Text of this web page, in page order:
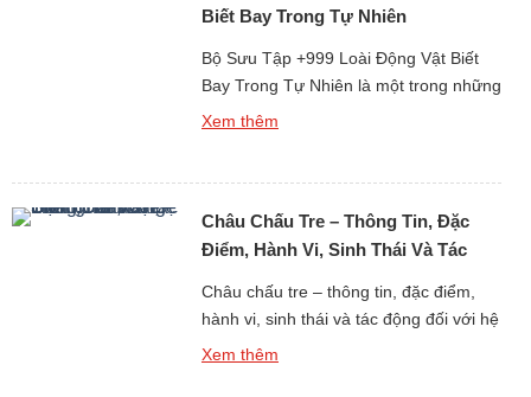
Biết Bay Trong Tự Nhiên
Bộ Sưu Tập +999 Loài Động Vật Biết
Bay Trong Tự Nhiên là một trong những
nhóm động vật đặc biệt nhất trong thế
động vật mở rộng phạm vi sinh tồn […]
Xem thêm
Châu Chấu Tre – Thông Tin, Đặc
Điểm, Hành Vi, Sinh Thái Và Tác
Châu chấu tre – thông tin, đặc điểm,
hành vi, sinh thái và tác động đối với hệ
sinh thái là một chủ đề quan trọng khi
Xem thêm